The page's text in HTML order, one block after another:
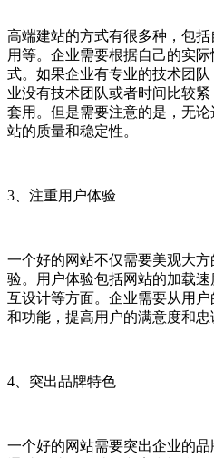
高端建站的方式有很多种，包
用等。企业需要根据自己的实
式。如果企业有专业的技术团
业没有技术团队或者时间比较
套用。但是需要注意的是，无
站的质量和稳定性。
3、注重用户体验
一个好的网站不仅需要美观大
验。用户体验包括网站的加载
互设计等方面。企业需要从用
和功能，提高用户的满意度和忠
4、突出品牌特色
一个好的网站需要突出企业的